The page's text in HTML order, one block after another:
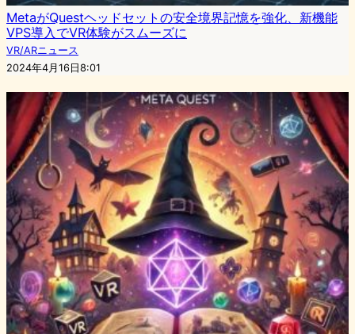
MetaがQuestヘッドセットの安全境界記憶を強化、新機能
VPS導入でVR体験がスムーズに
VR/ARニュース
2024年4月16日8:01